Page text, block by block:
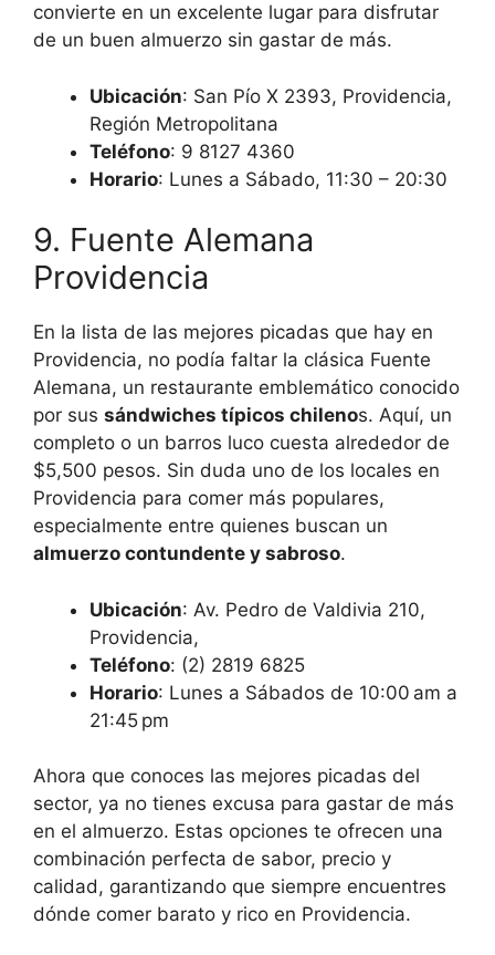
convierte en un excelente lugar para disfrutar
de un buen almuerzo sin gastar de más.
Ubicación: San Pío X 2393, Providencia,
Región Metropolitana
Teléfono: 9 8127 4360
Horario: Lunes a Sábado, 11:30 – 20:30
9. Fuente Alemana
Providencia
En la lista de las mejores picadas que hay en
Providencia, no podía faltar la clásica Fuente
Alemana, un restaurante emblemático conocido
por sus sándwiches típicos chilenos. Aquí, un
completo o un barros luco cuesta alrededor de
$5,500 pesos. Sin duda uno de los locales en
Providencia para comer más populares,
especialmente entre quienes buscan un
almuerzo contundente y sabroso.
Ubicación: Av. Pedro de Valdivia 210,
Providencia,
Teléfono: (2) 2819 6825
Horario: Lunes a Sábados de 10:00 am a
21:45 pm
Ahora que conoces las mejores picadas del
sector, ya no tienes excusa para gastar de más
en el almuerzo. Estas opciones te ofrecen una
combinación perfecta de sabor, precio y
calidad, garantizando que siempre encuentres
dónde comer barato y rico en Providencia.